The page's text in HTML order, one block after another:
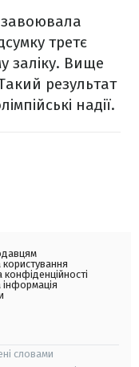
завоювала
третє
заліку. Вище
результат
надії.
конфіденційності
інформація
словами